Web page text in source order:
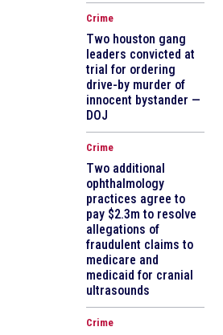
Crime
Two houston gang
leaders convicted at
trial for ordering
drive-by murder of
innocent bystander —
DOJ
Crime
Two additional
ophthalmology
practices agree to
pay $2.3m to resolve
allegations of
fraudulent claims to
medicare and
medicaid for cranial
ultrasounds
Crime